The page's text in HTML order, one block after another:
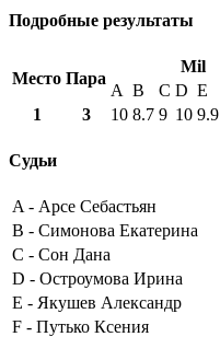
Подробные результаты
Место Пара
Mil
A B C D E
1
3 10 8.7 9 10 9.9
Судьи
A - Арсе Себастьян
B - Симонова Екатерина
C - Сон Дана
D - Остроумова Ирина
E - Якушев Александр
F - Путько Ксения